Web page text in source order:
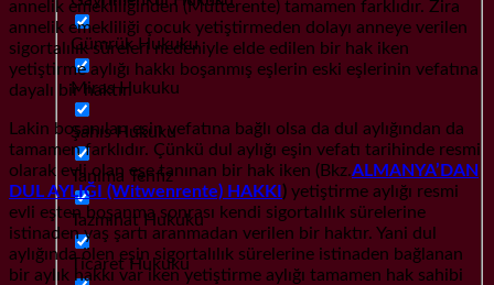
Gümrük Hukuku
Miras Hukuku
Şahıs Hukuku
Tanıma Tenfiz
Tazminat Hukuku
Ticaret Hukuku
annelik emekliliğinden (Mütterente) tamamen farklıdır. Zira
annelik emekliliği çocuk yetiştirmeden dolayı anneye verilen
sigortalılık süreleri nedeniyle elde edilen bir hak iken
yetiştirme aylığı hakkı boşanmış eşlerin eski eşlerinin vefatına
dayalı bir haktır.
Lakin boşanılan eşin vefatına bağlı olsa da dul aylığından da
tamamen farklıdır. Çünkü dul aylığı eşin vefatı tarihinde resmi
olarak evli olan eşe tanınan bir hak iken (Bkz.ALMANYA’DAN
DUL AYLIĞI (Witwenrente) HAKKI ) yetiştirme aylığı resmi
evli eşten boşanma sonrası kendi sigortalılık sürelerine
istinaden yaş şartı aranmadan verilen bir haktır. Yani dul
aylığında ölen eşin sigortalılık sürelerine istinaden bağlanan
bir aylık hakkı var iken yetiştirme aylığı tamamen hak sahibi